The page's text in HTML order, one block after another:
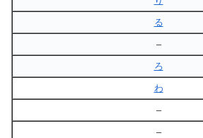
る
–
ろ
わ
–
–